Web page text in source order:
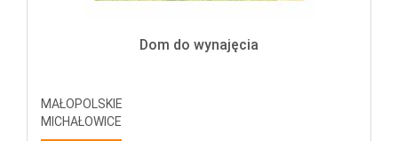
Dom do wynajęcia
MAŁOPOLSKIE
MICHAŁOWICE